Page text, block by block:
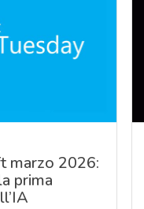
marzo 2026:
prima